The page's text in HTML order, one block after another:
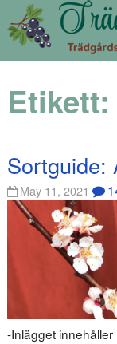
Etikett:
Sortguide:
May 11, 2021
-Inlägget